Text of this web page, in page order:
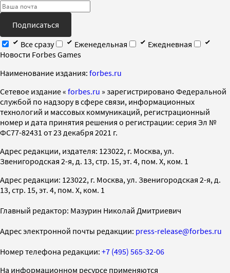
Подписаться
Все сразу
Еженедельная
Ежедневная
Новости Forbes Games
Наименование издания: forbes.ru
Cетевое издание « forbes.ru » зарегистрировано Федеральной
службой по надзору в сфере связи, информационных
технологий и массовых коммуникаций, регистрационный
номер и дата принятия решения о регистрации: серия Эл №
ФС77-82431 от 23 декабря 2021 г.
Адрес редакции, издателя: 123022, г. Москва, ул.
Звенигородская 2-я, д. 13, стр. 15, эт. 4, пом. X, ком. 1
Адрес редакции: 123022, г. Москва, ул. Звенигородская 2-я, д.
13, стр. 15, эт. 4, пом. X, ком. 1
Главный редактор: Мазурин Николай Дмитриевич
Адрес электронной почты редакции: press-release@forbes.ru
Номер телефона редакции: +7 (495) 565-32-06
На информационном ресурсе применяются